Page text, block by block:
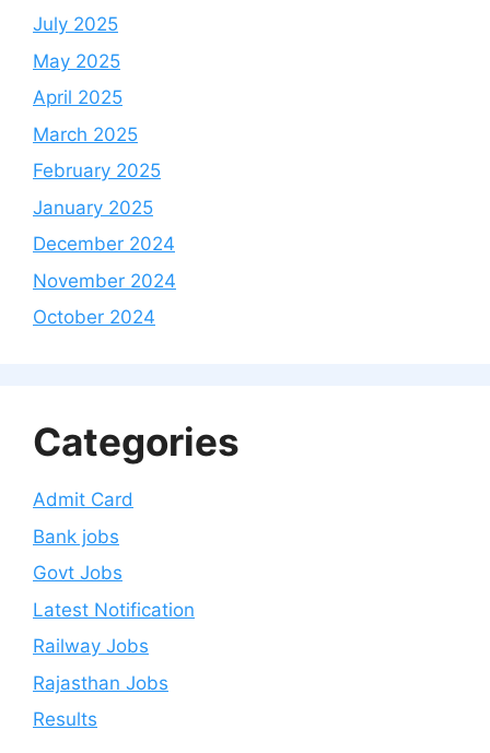
July 2025
May 2025
April 2025
March 2025
February 2025
January 2025
December 2024
November 2024
October 2024
Categories
Admit Card
Bank jobs
Govt Jobs
Latest Notification
Railway Jobs
Rajasthan Jobs
Results